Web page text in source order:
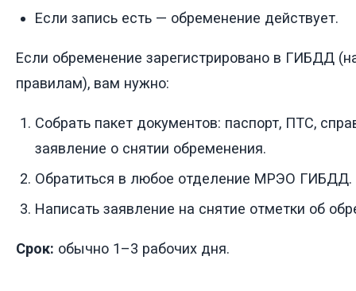
Если запись есть — обременение действует.
Если обременение зарегистрировано в ГИБДД
правилам), вам нужно:
Собрать пакет документов: паспорт, ПТС,
заявление о снятии обременения.
Обратиться в любое отделение МРЭО ГИБДД.
Написать заявление на снятие отметки об
Срок: обычно 1–3 рабочих дня.